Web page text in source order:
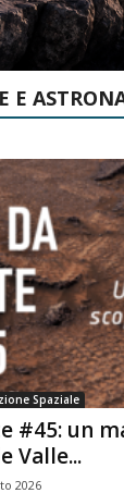
E
Spaziale
#45: un
Valle...
2026